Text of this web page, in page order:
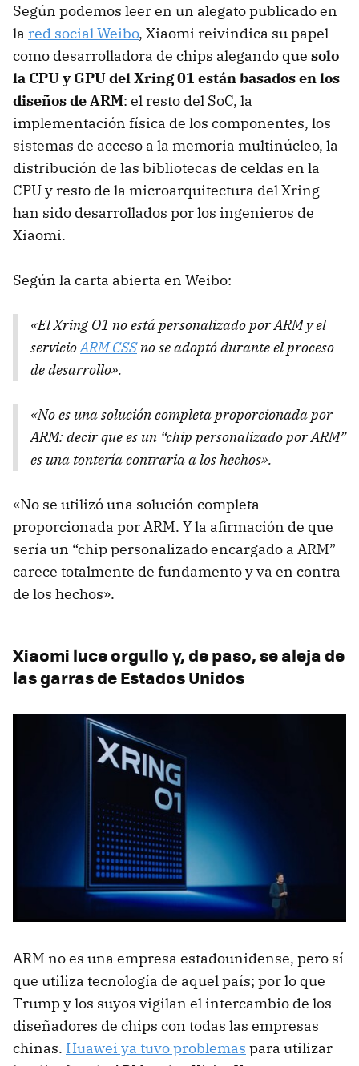
Según podemos leer en un alegato publicado en
la red social Weibo, Xiaomi reivindica su papel
como desarrolladora de chips alegando que solo
la CPU y GPU del Xring 01 están basados en los
diseños de ARM: el resto del SoC, la
implementación física de los componentes, los
sistemas de acceso a la memoria multinúcleo, la
distribución de las bibliotecas de celdas en la
CPU y resto de la microarquitectura del Xring
han sido desarrollados por los ingenieros de
Xiaomi.
Según la carta abierta en Weibo:
«El Xring O1 no está personalizado por ARM y el
servicioARM CSSno se adoptó durante el proceso
de desarrollo».
«No es una solución completa proporcionada por
ARM: decir que es un “chip personalizado por ARM”
es una tontería contraria a los hechos».
«No se utilizó una solución completa
proporcionada por ARM. Y la afirmación de que
sería un “chip personalizado encargado a ARM”
carece totalmente de fundamento y va en contra
de los hechos».
Xiaomi luce orgullo y, de paso, se aleja de
las garras de Estados Unidos
ARM no es una empresa estadounidense, pero sí
que utiliza tecnología de aquel país; por lo que
Trump y los suyos vigilan el intercambio de los
diseñadores de chips con todas las empresas
chinas. Huawei ya tuvo problemas para utilizar